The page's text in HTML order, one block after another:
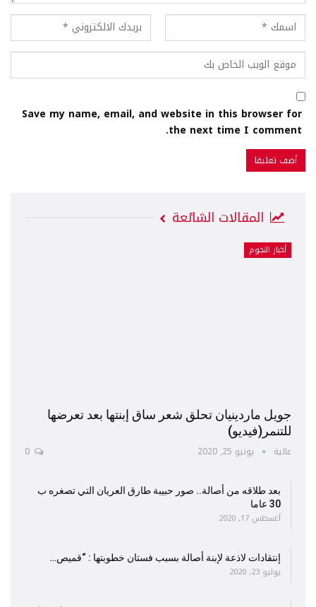
Save my name, email, and website in this browser for
the next time I comment.
المقالات الشائعة
أخبار النجوم
جويل ماردينيان تحلق شعر ساق إبنتها بعد تعرضها
للتنمر(فيديو)
عالية يونيو 25, 2020
بعد طلاقه من أصالة.. صور حبيبة طارق العريان التي تصغره ب
30 عاما
أغسطس 17, 2020
إنتقادات لاذعة لإبنة أصالة بسبب فستان خطوبتها : “قميص…
يوليو 23, 2020